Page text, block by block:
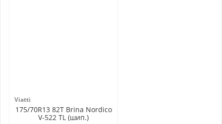
Viatti
175/70R13 82T Brina Nordico
V-522 TL (шип.)